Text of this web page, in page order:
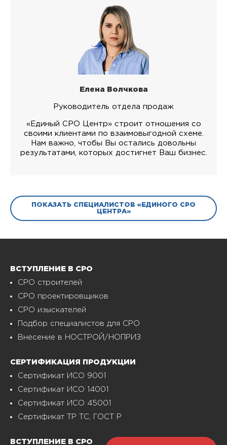
Елена Волчкова
Руководитель отдела продаж
«Единый СРО Центр» строит отношения со
своими клиентами по взаимовыгодной схеме.
Нам важно, чтобы Вы остались довольны
результатами, которых достигнет Ваш бизнес.
ПОКАЗАТЬ СПЕЦИАЛИСТОВ «ЕДИНОГО СРО
ЦЕНТРА»
ВСТУПЛЕНИЕ В СРО
СРО строителей
СРО проектировщиков
СРО изыскателей
Подбор специалистов для СРО
Внесение в НОСТРОЙ/НОПРИЗ
СЕРТИФИКАЦИЯ ПРОДУКЦИИ
Сертификат ИСО 9001
Сертификат ИСО 14001
Сертификат ИСО 45001
Сертификат ТР ТС, ГОСТ Р
ВСТУПЛЕНИЕ В СРО